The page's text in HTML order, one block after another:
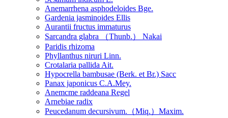
Anemarrhena asphodeloides Bge.
Gardenia jasminoides Ellis
Aurantii fructus immaturus
Sarcandra glabra （Thunb.） Nakai
Paridis rhizoma
Phyllanthus niruri Linn.
Crotalaria pallida Ait.
Hypocrella bambusae (Berk. et Br.) Sacc
Panax japonicus C.A.Mey.
Anemcme raddeana Regel
Arnebiae radix
Peucedanum decursivum.（Miq.）Maxim.